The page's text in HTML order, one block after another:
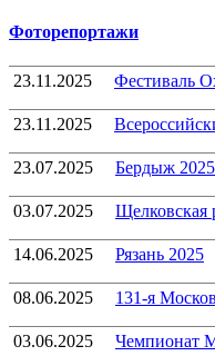
Фоторепортажи
23.11.2025 Фестиваль
23.11.2025
23.07.2025 Бердыж
03.07.2025 Щелковская
14.06.2025 Рязань 2025
08.06.2025 131-я
03.06.2025 Чемпионат